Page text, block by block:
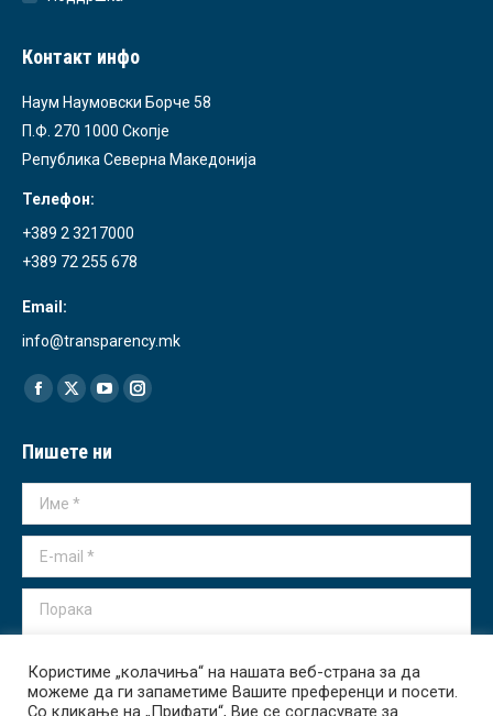
Контакт инфо
Наум Наумовски Борче 58
П.Ф. 270 1000 Скопје
Република Северна Македонија
Телефон:
+389 2 3217000
+389 72 255 678
Email:
info@transparency.mk
Find us on:
Facebook
opens
in
new
X
opens
in
YouTube
opens
in
Instagram
in
Пишете ни
Име *
E-mail *
Порака
Користиме „колачиња“ на нашата веб-страна за да
можеме да ги запаметиме Вашите преференци и посети.
Со кликање на „Прифати“, Вие се согласувате за